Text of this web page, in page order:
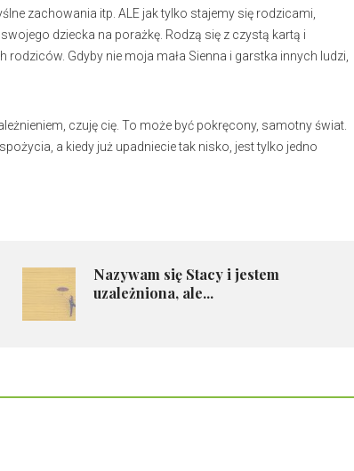
zachowania itp. ALE jak tylko stajemy się rodzicami,
dziecka na porażkę. Rodzą się z czystą kartą i
Gdyby nie moja mała Sienna i garstka innych ludzi,
czuję cię. To może być pokręcony, samotny świat.
a kiedy już upadniecie tak nisko, jest tylko jedno
Nazywam się Stacy i jestem
uzależniona, ale...